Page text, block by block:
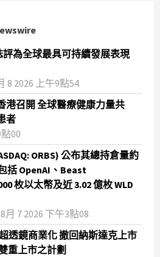
評為全球最具可持續發展表現
8 2026 上午9點54
港召開 全球醫療健康力量共
者
00
ORBS) 公布其總持倉量約
括 OpenAI、Beast
枚以太幣及近 3.02 億枚 WLD
7 2026 下午3點08
透鏡商業化 撤回納斯達克上市
重上市之計劃